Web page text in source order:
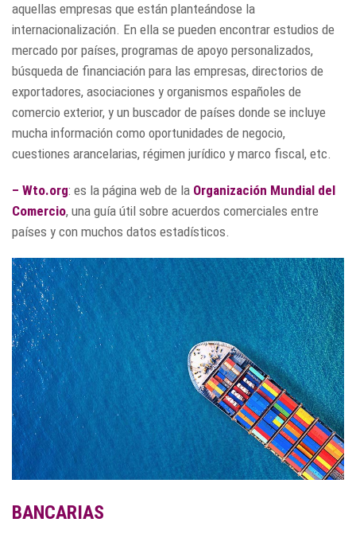
aquellas empresas que están planteándose la
internacionalización. En ella se pueden encontrar estudios de
mercado por países, programas de apoyo personalizados,
búsqueda de financiación para las empresas, directorios de
exportadores, asociaciones y organismos españoles de
comercio exterior, y un buscador de países donde se incluye
mucha información como oportunidades de negocio,
cuestiones arancelarias, régimen jurídico y marco fiscal, etc.
– Wto.org: es la página web de la Organización Mundial del
Comercio, una guía útil sobre acuerdos comerciales entre
países y con muchos datos estadísticos.
BANCARIAS